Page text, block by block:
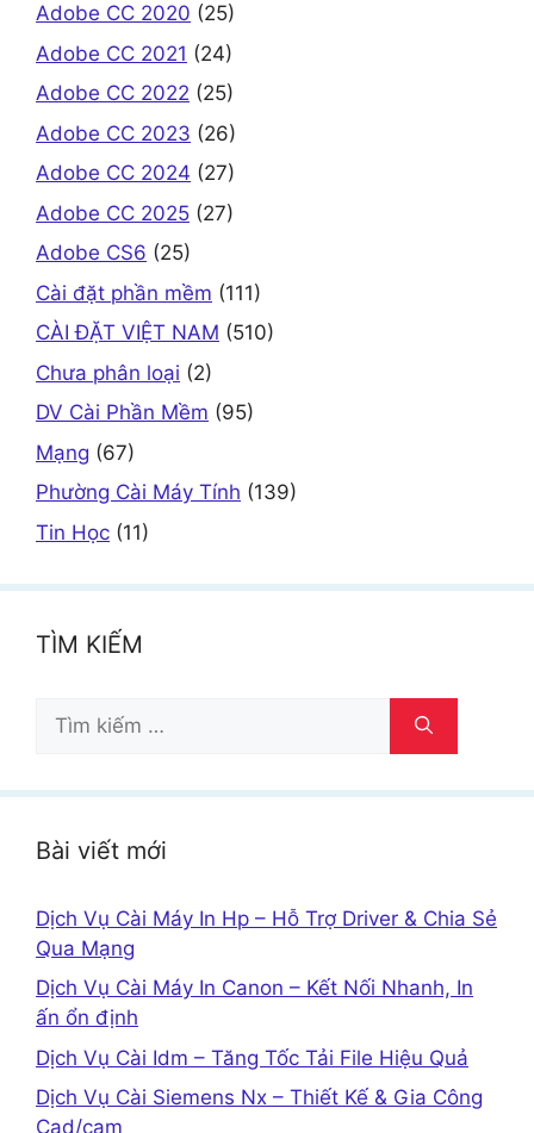
Adobe CC 2020 (25)
Adobe CC 2021 (24)
Adobe CC 2022 (25)
Adobe CC 2023 (26)
Adobe CC 2024 (27)
Adobe CC 2025 (27)
Adobe CS6 (25)
Cài đặt phần mềm (111)
CÀI ĐẶT VIỆT NAM (510)
Chưa phân loại (2)
DV Cài Phần Mềm (95)
Mạng (67)
Phường Cài Máy Tính (139)
Tin Học (11)
TÌM KIẾM
Tìm
kiếm
Bài viết mới
Dịch Vụ Cài Máy In Hp – Hỗ Trợ Driver & Chia Sẻ
Qua Mạng
Dịch Vụ Cài Máy In Canon – Kết Nối Nhanh, In
ấn ổn định
Dịch Vụ Cài Idm – Tăng Tốc Tải File Hiệu Quả
Dịch Vụ Cài Siemens Nx – Thiết Kế & Gia Công
Cad/cam